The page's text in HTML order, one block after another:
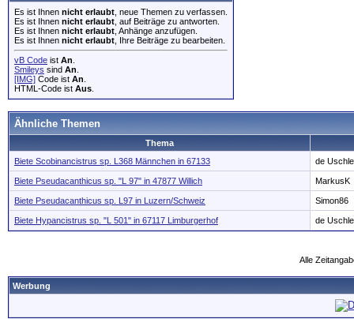
Es ist Ihnen nicht erlaubt , neue Themen zu verfassen.
Es ist Ihnen nicht erlaubt , auf Beiträge zu antworten.
Es ist Ihnen nicht erlaubt , Anhänge anzufügen.
Es ist Ihnen nicht erlaubt , Ihre Beiträge zu bearbeiten.
vB Code ist An
Smileys sind An
[IMG] Code ist An
HTML-Code ist Aus
Ähnliche Themen
Thema
Biete Scobinancistrus sp. L368 Männchen in 67133
de Uschle
Biete Pseudacanthicus sp. "L 97" in 47877 Willich MarkusK
Biete Pseudacanthicus sp. L97 in Luzern/Schweiz Simon86
Biete Hypancistrus sp. "L 501" in 67117 Limburgerhof de Uschle
Alle
Werbung